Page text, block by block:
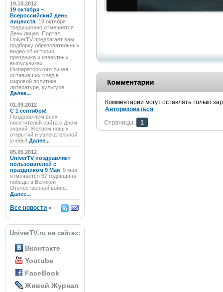
19.10.2012
19 октября –
Всероссийский день
лицеиста 19 октября
традиционно отмечается
День лицея. Портал
UniverTV предлагает вам
подборку образовательных
видео об истории
праздника и известных
выпускниках
Императорского лицея,
оставивших след в
мировой политике,
литературе, культуре.
Далее...
01.09.2012
C 1 сентября!
Поздравляем всех
посетителей сайта с Днём
знаний! Желаем новых
открытий и увлекательной
учёбы! Далее...
05.05.2012
UniverTV поздравляет
пользователей с
праздником 9 Мая 9 мая
отмечается 67 годовщина
победы в Великой
Отечественной войне.
Далее...
Все новости »
UniverTV.ru на сайтах:
Вконтакте
Youtube
FaceBook
Живой Журнал
Комментарии могут оставлять только
Авторизоваться
Страницы:
1